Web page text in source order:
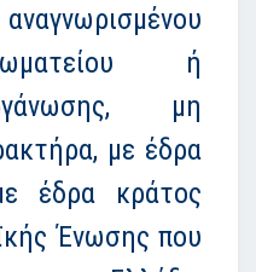
ή
μη
με έδρα
έδρα κράτος
Ένωσης που